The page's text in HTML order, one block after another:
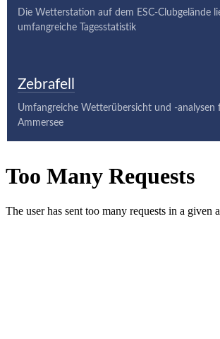
Die Wetterstation auf dem ESC-Clubgelände
umfangreiche Tagesstatistik
Zebrafell
Umfangreiche Wetterübersicht und -analysen
Ammersee